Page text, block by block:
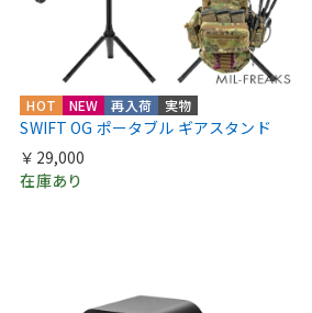
HOT NEW 再入荷 実物
SWIFT OG ポータブル ギアスタンド
￥29,000
在庫あり